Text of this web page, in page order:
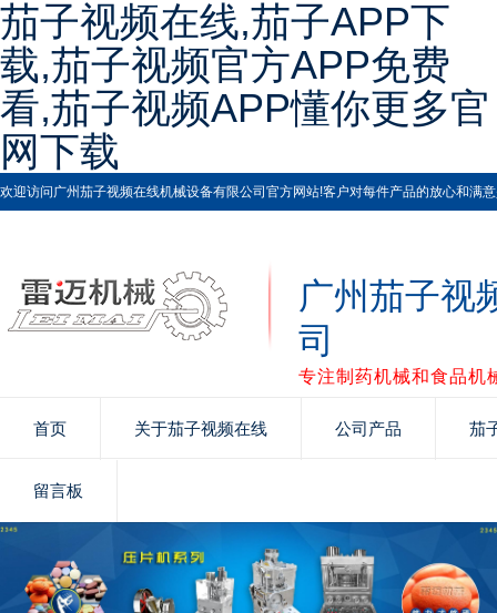
茄子视频在线,茄子APP下
载,茄子视频官方APP免费
看,茄子视频APP懂你更多官
网下载
欢迎访问广州茄子视频在线机械设备有限公司官方网站!客户对每件产品的放心和满意是
广州茄子视
司
专注制药机械和食品机
首页 关于茄子视频在线 公司产品 茄
留言板